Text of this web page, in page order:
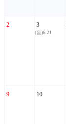
2 3
(음)6.21
9 10